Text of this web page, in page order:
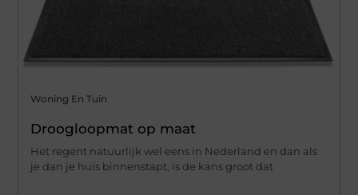
Woning En Tuin
Droogloopmat op maat
Het regent natuurlijk wel eens in Nederland en dan als
je dan je huis binnenstapt, is de kans groot dat